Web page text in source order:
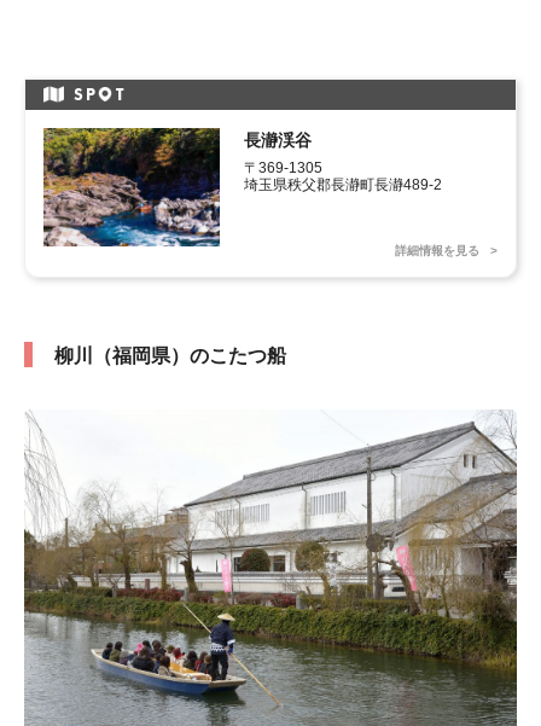
SP T
長瀞渓谷
〒369-1305
埼玉県秩父郡長瀞町長瀞489-2
詳細情報を見る
柳川（福岡県）のこたつ船